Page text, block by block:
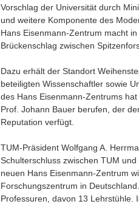
Vorschlag der Universität durch
und weitere Komponente des
Hans Eisenmann-Zentrum macht
Brückenschlag zwischen
Dazu erhält der Standort
beteiligten Wissenschaftler sowie
des Hans Eisenmann-Zentrums
Prof. Johann Bauer berufen, der
Reputation verfügt.
TUM-Präsident Wolfgang A.
Schulterschluss zwischen TUM
neuen Hans Eisenmann-Zentrum
Forschungszentrum in
Professuren, davon 13 Lehrstühle.